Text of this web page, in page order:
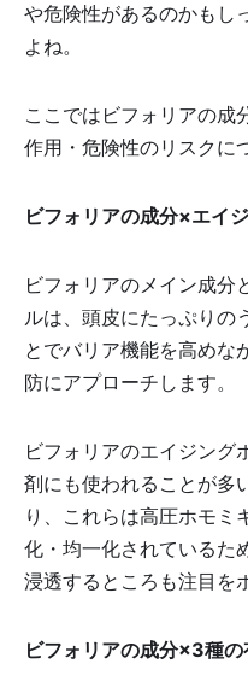
や危険性があるのかもし
よね。
ここではビフォリアの成
作用・危険性のリスクに
ビフォリアの成分×エイ
ビフォリアのメイン成分
ルは、頭皮にたっぷりの
とでバリア機能を高めな
防にアプローチします。
ビフォリアのエイジング
剤にも使われることが多
り、これらは高圧ホモミ
化・均一化されているた
浸透するところも注目を
ビフォリアの成分×3種